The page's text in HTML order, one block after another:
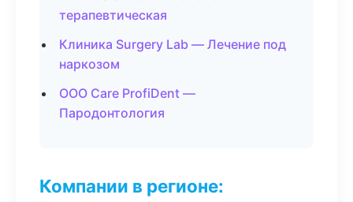
терапевтическая
Клиника Surgery Lab — Лечение под
наркозом
ООО Care ProfiDent —
Пародонтология
Компании в регионе: